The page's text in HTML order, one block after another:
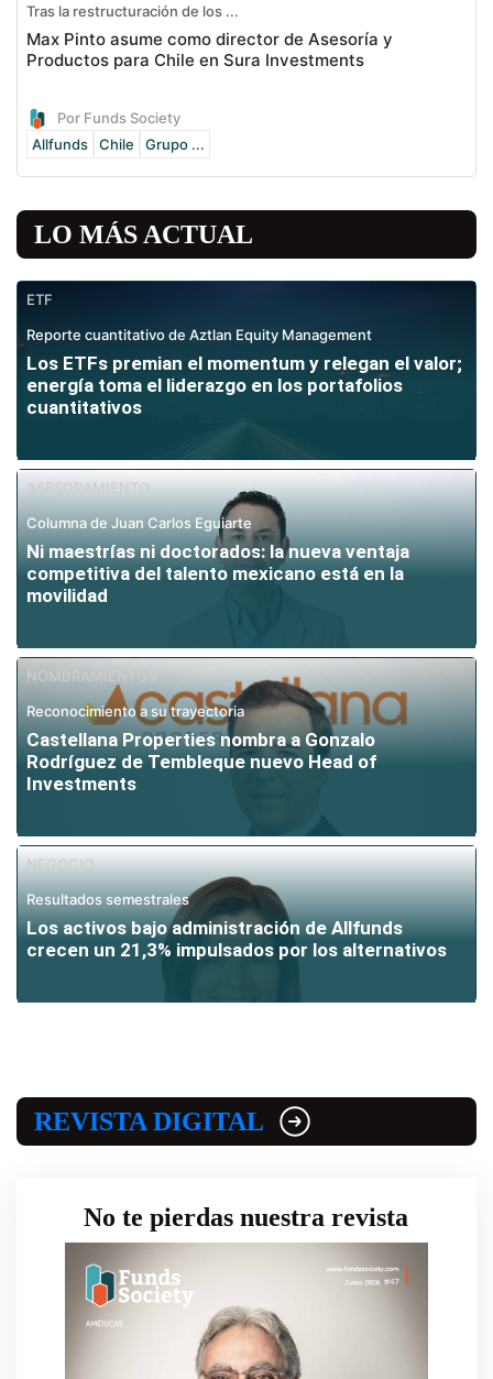
Tras la restructuración de los ...
Max Pinto asume como director de Asesoría y
Productos para Chile en Sura Investments
Por Funds Society
Allfunds
Chile Grupo ...
LO MÁS ACTUAL
ETF
Reporte cuantitativo de Aztlan Equity Management
Los ETFs premian el momentum y relegan el valor;
energía toma el liderazgo en los portafolios
cuantitativos
ASESORAMIENTO
Columna de Juan Carlos Eguiarte
Ni maestrías ni doctorados: la nueva ventaja
competitiva del talento mexicano está en la
movilidad
NOMBRAMIENTOS
Reconocimiento a su trayectoria
Castellana Properties nombra a Gonzalo
Rodríguez de Tembleque nuevo Head of
Investments
NEGOCIO
Resultados semestrales
Los activos bajo administración de Allfunds
crecen un 21,3% impulsados por los alternativos
REVISTA DIGITAL
No te pierdas nuestra revista